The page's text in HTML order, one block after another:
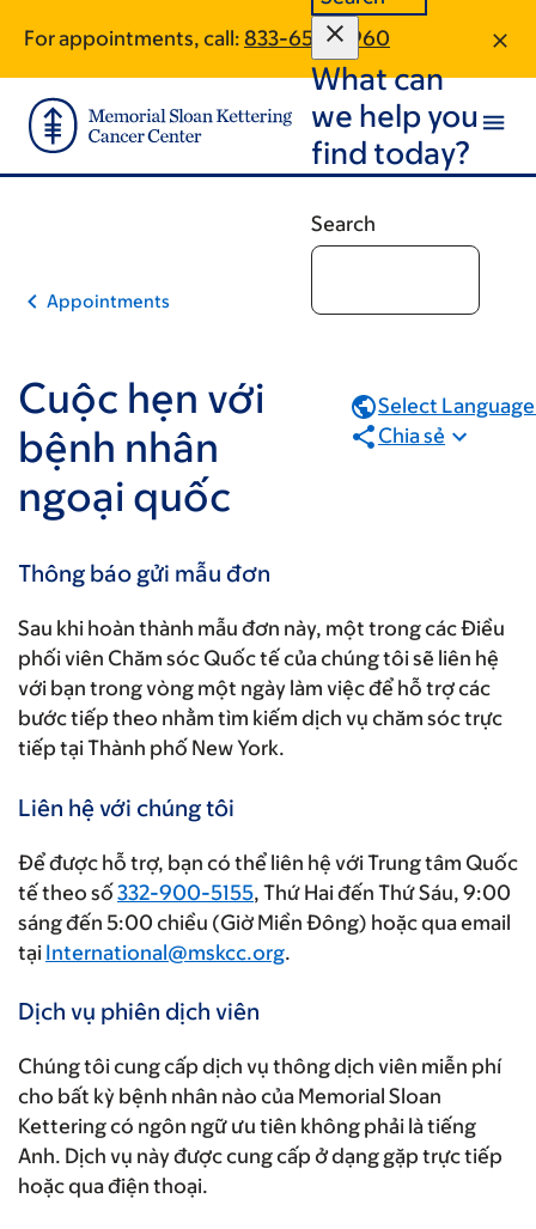
main
content
footer
For appointments, call: 833-655-0960
What can
we help you
find today?
Search
Appointments
Cuộc hẹn với
bệnh nhân
ngoại quốc
Select
Chia sẻ
Thông báo gửi mẫu đơn
Sau khi hoàn thành mẫu đơn này, một trong các Điều
phối viên Chăm sóc Quốc tế của chúng tôi sẽ liên hệ
với bạn trong vòng một ngày làm việc để hỗ trợ các
bước tiếp theo nhằm tìm kiếm dịch vụ chăm sóc trực
tiếp tại Thành phố New York.
Liên hệ với chúng tôi
Để được hỗ trợ, bạn có thể liên hệ với Trung tâm Quốc
tế theo số332-900-5155, Thứ Hai đến Thứ Sáu, 9:00
sáng đến 5:00 chiều (Giờ Miền Đông) hoặc qua email
tại International@mskcc.org.
Dịch vụ phiên dịch viên
Chúng tôi cung cấp dịch vụ thông dịch viên miễn phí
cho bất kỳ bệnh nhân nào của Memorial Sloan
Kettering có ngôn ngữ ưu tiên không phải là tiếng
Anh. Dịch vụ này được cung cấp ở dạng gặp trực tiếp
hoặc qua điện thoại.
Type